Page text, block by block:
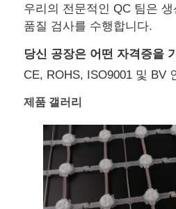
우리의 전문적인 QC 팀은
품질 검사를 수행합니다.
당신 공장은 어떤 자격증을
CE, ROHS, ISO9001 및 BV
제품 갤러리